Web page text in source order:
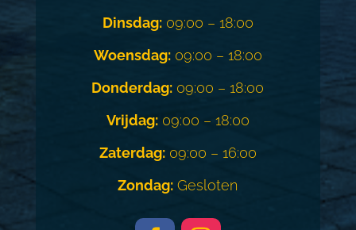
Dinsdag:09:00 – 18:00
Woensdag:09:00 – 18:00
Donderdag: 09:00 – 18:00
Vrijdag:09:00 – 18:00
Zaterdag:09:00 – 16:00
Zondag: Gesloten